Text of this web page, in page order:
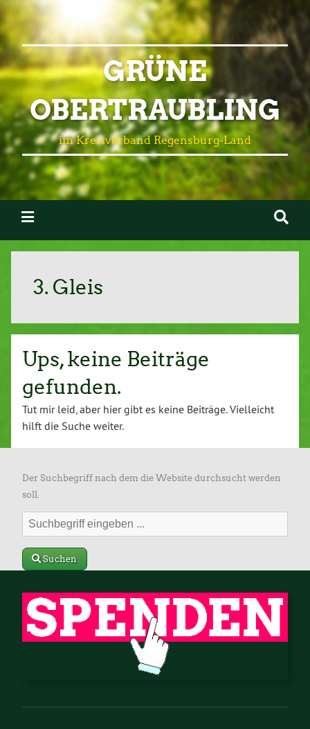
GRÜNE
OBERTRAUBLING
im Kreisverband Regensburg-Land
3. Gleis
Ups, keine Beiträge
gefunden.
Tut mir leid, aber hier gibt es keine Beiträge. Vielleicht
hilft die Suche weiter.
Der Suchbegriff nach dem die Website durchsucht werden
soll.
Suchen